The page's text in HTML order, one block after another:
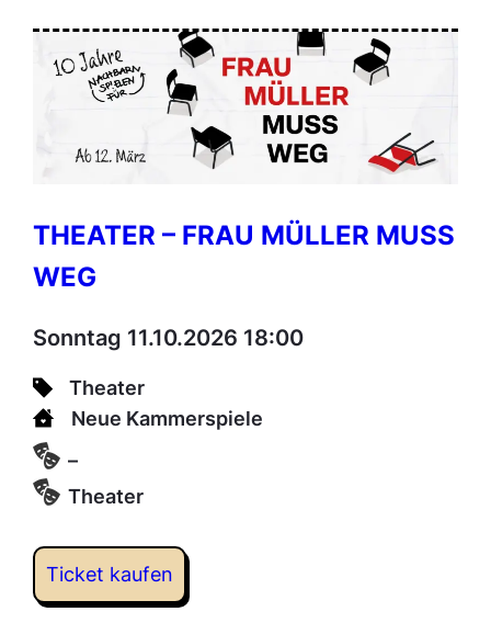
THEATER – FRAU MÜLLER MUSS
WEG
Sonntag 11.10.2026 18:00
Theater
Neue Kammerspiele
–
Theater
Ticket kaufen